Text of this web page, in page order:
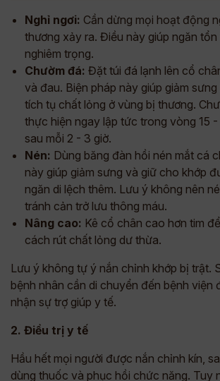
Nghỉ ngơi: Cần dừng mọi hoạt động
thương xảy ra. Điều này giúp ngăn tổn
nghiêm trọng.
Chườm đá: Đặt túi đá lạnh lên cổ
và đau. Biện pháp này giúp giảm
tích tụ chất lỏng ở vùng bị thương.
thực hiện ngay lập tức trong vòng 15 -
sau mỗi 2 - 3 giờ.
Nén: Dùng băng đàn hồi nén mắt cá
này giúp giảm sưng và giữ cho khớp
ngăn di lệch thêm. Lưu ý không nên
tránh cản trở lưu thông máu.
Nâng cao: Kê cổ chân cao hơn tim
cách rút chất lỏng dư thừa.
Lưu ý không tự ý nắn chỉnh khớp bị trật.
bệnh nhân cần di chuyển đến bệnh viện
nhận sự trợ giúp y tế.
2. Điều trị y tế
Hầu hết mọi người được nắn chỉnh kín,
dùng thuốc và phục hồi chức năng. Tuy